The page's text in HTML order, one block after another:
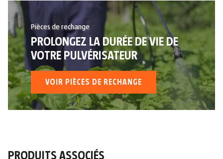
Pièces de rechange
PROLONGEZ LA DURÉE DE VIE DE
VOTRE PULVÉRISATEUR
VOIR PIÈCES DE RECHANGE
PRODUITS ASSOCIÉS